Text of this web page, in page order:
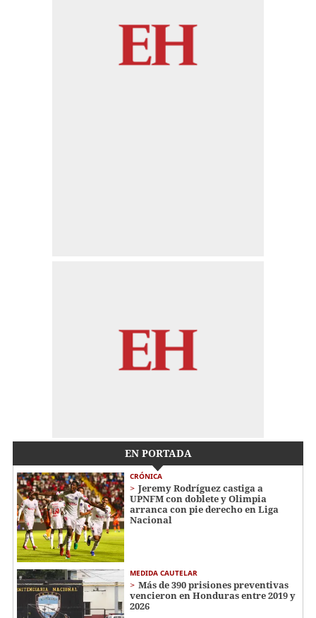
EN PORTADA
CRÓNICA
Jeremy Rodríguez castiga a
UPNFM con doblete y Olimpia
arranca con pie derecho en Liga
Nacional
MEDIDA CAUTELAR
Más de 390 prisiones preventivas
vencieron en Honduras entre 2019 y
2026